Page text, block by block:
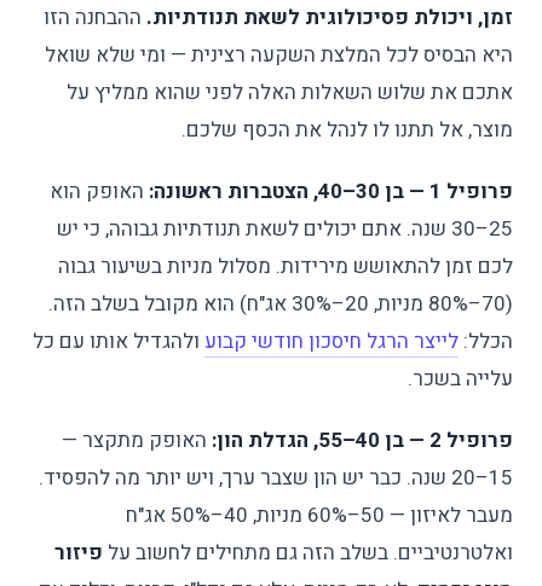
זמן, ויכולת פסיכולוגית לשאת תנודתיות. ההבחנה הזו
היא הבסיס לכל המלצת השקעה רצינית — ומי שלא שואל
אתכם את שלוש השאלות האלה לפני שהוא ממליץ על
מוצר, אל תתנו לו לנהל את הכסף שלכם.
פרופיל 1 — בן 30–40, הצטברות ראשונה:
האופק הוא
25–30 שנה. אתם יכולים לשאת תנודתיות גבוהה, כי יש
לכם זמן להתאושש מירידות. מסלול מניות בשיעור גבוה
(70–80% מניות, 20–30% אג"ח) הוא מקובל בשלב הזה.
הכלל: לייצר הרגל חיסכון חודשי קבוע ולהגדיל אותו עם כל
עלייה בשכר.
פרופיל 2 — בן 40–55, הגדלת הון:
האופק מתקצר —
15–20 שנה. כבר יש הון שצבר ערך, ויש יותר מה להפסיד.
מעבר לאיזון — 50–60% מניות, 40–50% אג"ח
ואלטרנטיביים. בשלב הזה גם מתחילים לחשוב על פיזור